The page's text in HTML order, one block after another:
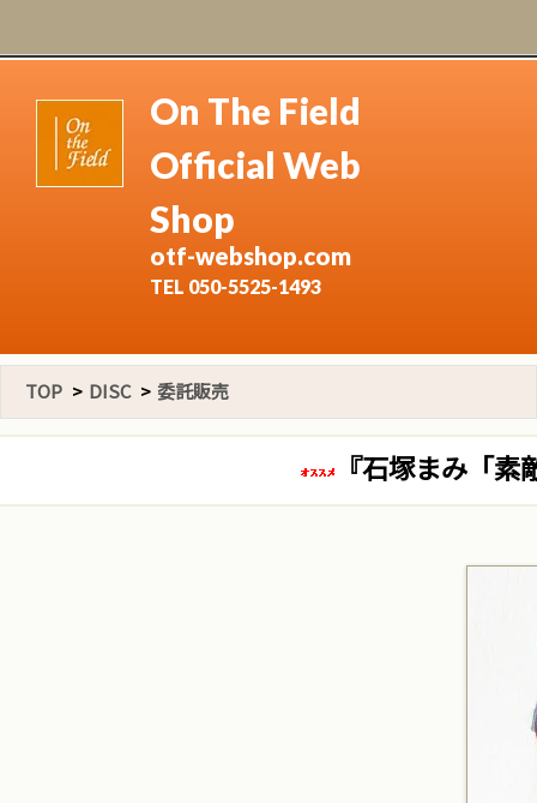
On The Field
Official Web
Shop
otf-webshop.com
TEL 050-5525-1493
TOP > DISC > 委託販売
『石塚まみ「